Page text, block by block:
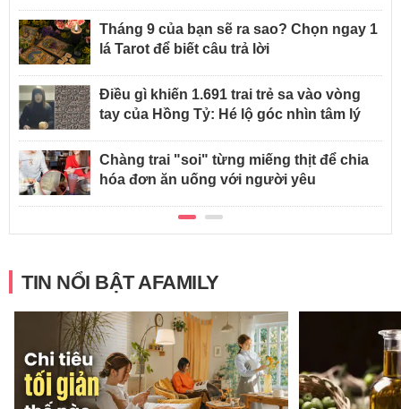
Tháng 9 của bạn sẽ ra sao? Chọn ngay 1
lá Tarot để biết câu trả lời
Điều gì khiến 1.691 trai trẻ sa vào vòng
tay của Hồng Tỷ: Hé lộ góc nhìn tâm lý
Chàng trai "soi" từng miếng thịt để chia
hóa đơn ăn uống với người yêu
TIN NỔI BẬT AFAMILY